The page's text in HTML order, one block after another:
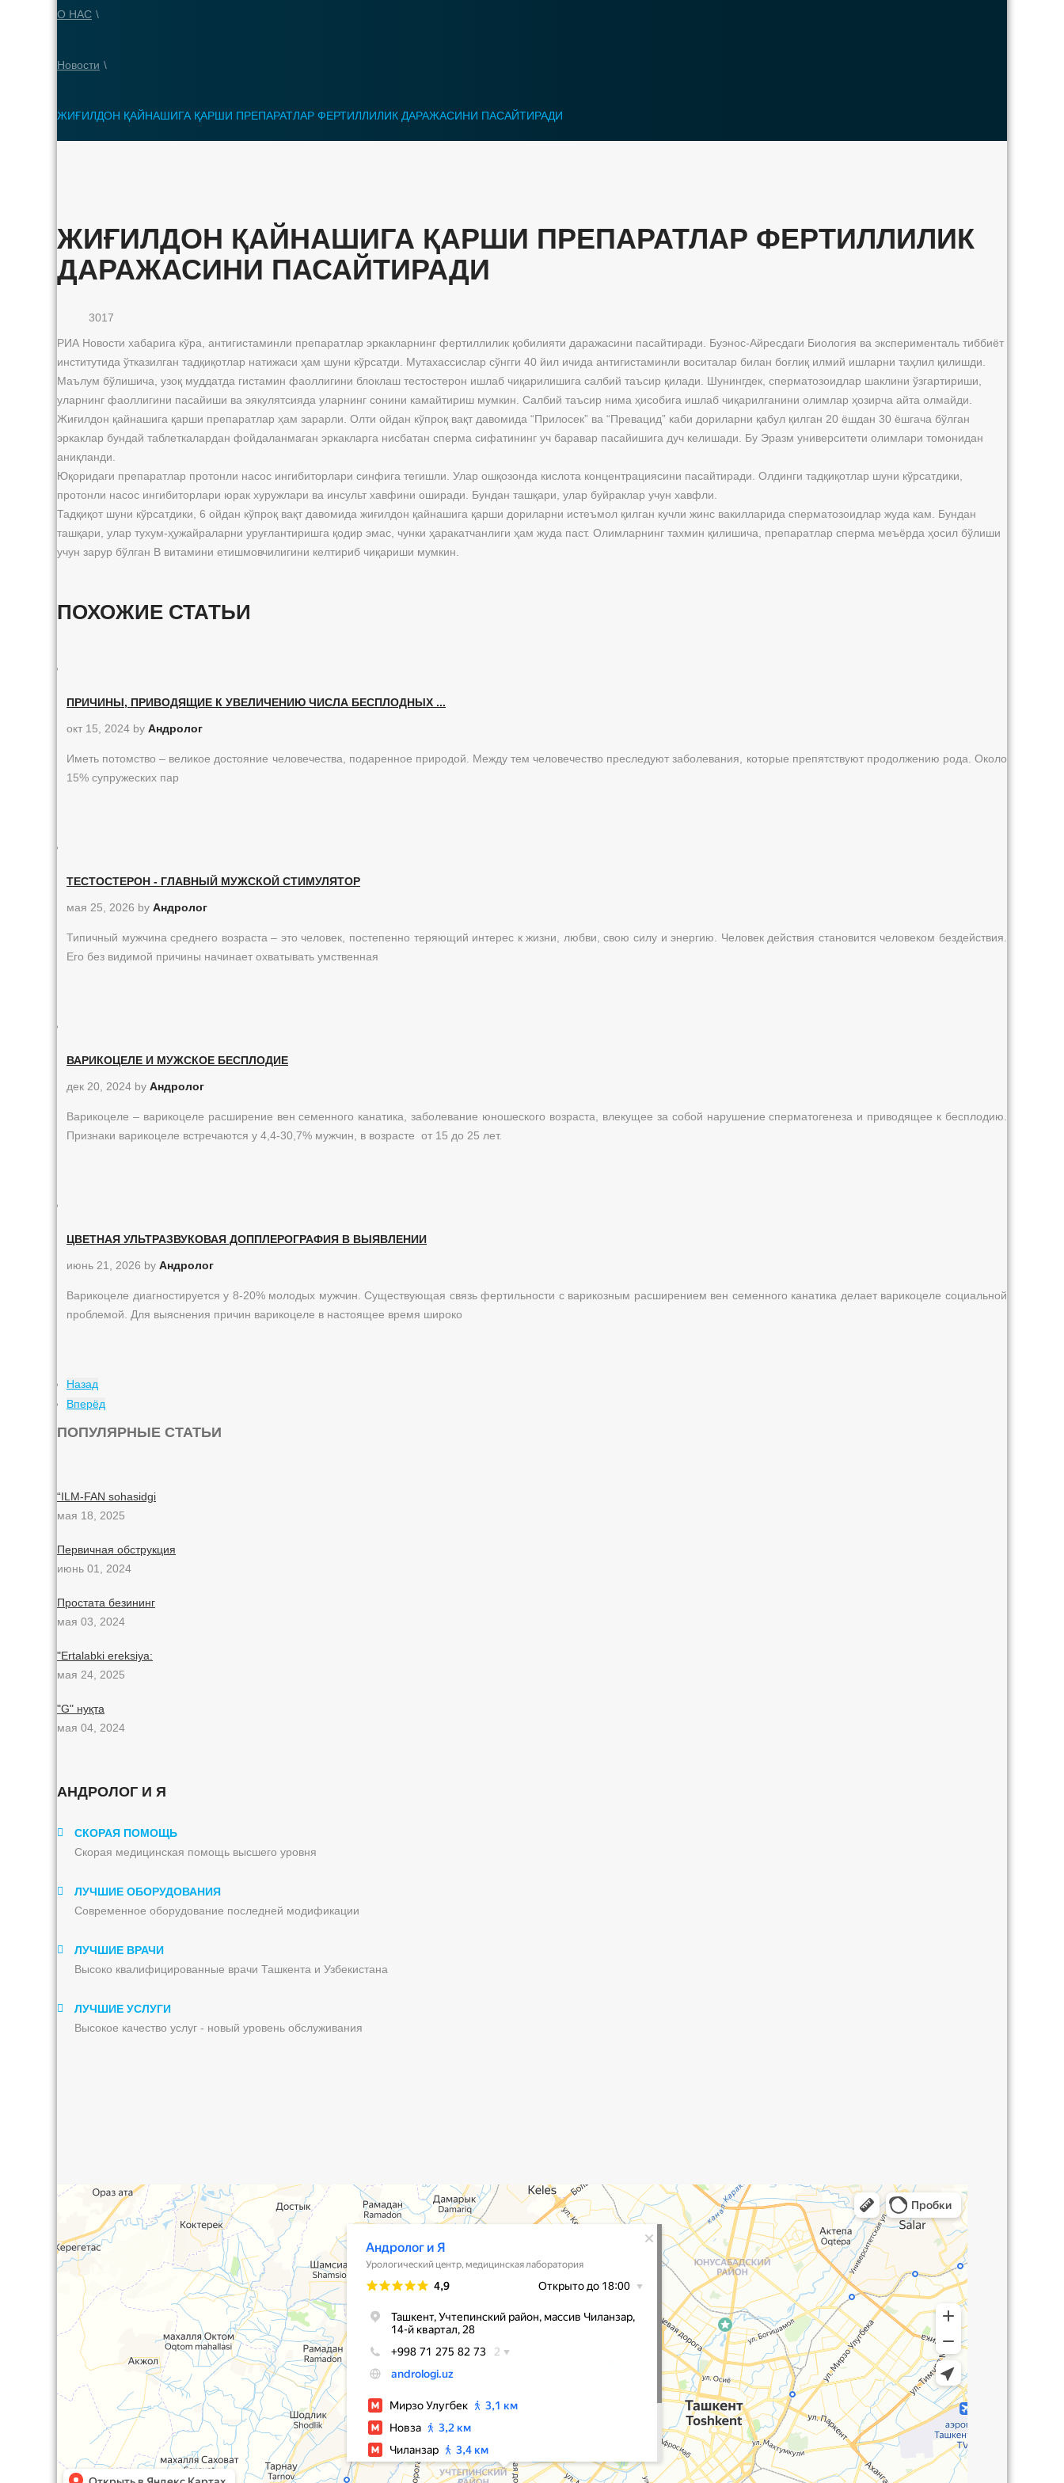
О НАС \
Новости \
ЖИҒИЛДОН ҚАЙНАШИГА ҚАРШИ ПРЕПАРАТЛАР ФЕРТИЛЛИЛИК ДАРАЖАСИНИ ПАСАЙТИРАДИ
ЖИҒИЛДОН ҚАЙНАШИГА ҚАРШИ ПРЕПАРАТЛАР ФЕРТИЛЛИЛИК
ДАРАЖАСИНИ ПАСАЙТИРАДИ
3017
РИА Новости хабарига кўра, антигистаминли препаратлар эркакларнинг фертиллилик қобилияти даражасини пасайтиради. Буэнос-Айресдаги Биология ва эксперименталь тиббиёт
институтида ўтказилган тадқиқотлар натижаси ҳам шуни кўрсатди. Мутахассислар сўнгги 40 йил ичида антигистаминли воситалар билан боғлиқ илмий ишларни таҳлил қилишди.
Маълум бўлишича, узоқ муддатда гистамин фаоллигини блоклаш тестостерон ишлаб чиқарилишига салбий таъсир қилади. Шунингдек, сперматозоидлар шаклини ўзгартириши,
уларнинг фаоллигини пасайиши ва эякулятсияда уларнинг сонини камайтириш мумкин. Салбий таъсир нима ҳисобига ишлаб чиқарилганини олимлар ҳозирча айта олмайди.
Жиғилдон қайнашига қарши препаратлар ҳам зарарли. Олти ойдан кўпроқ вақт давомида “Прилосек” ва “Превацид” каби дориларни қабул қилган 20 ёшдан 30 ёшгача бўлган
эркаклар бундай таблеткалардан фойдаланмаган эркакларга нисбатан сперма сифатининг уч баравар пасайишига дуч келишади. Бу Эразм университети олимлари томонидан
аниқланди.
Юқоридаги препаратлар протонли насос ингибиторлари синфига тегишли. Улар ошқозонда кислота концентрациясини пасайтиради. Олдинги тадқиқотлар шуни кўрсатдики,
протонли насос ингибиторлари юрак хуружлари ва инсульт хавфини оширади. Бундан ташқари, улар буйраклар учун хавфли.
Тадқиқот шуни кўрсатдики, 6 ойдан кўпроқ вақт давомида жиғилдон қайнашига қарши дориларни истеъмол қилган кучли жинс вакилларида сперматозоидлар жуда кам. Бундан
ташқари, улар тухум-ҳужайраларни уруғлантиришга қодир эмас, чунки ҳаракатчанлиги ҳам жуда паст. Олимларнинг тахмин қилишича, препаратлар сперма меъёрда ҳосил бўлиши
учун зарур бўлган В витамини етишмовчилигини келтириб чиқариши мумкин.
ПОХОЖИЕ СТАТЬИ
ПРИЧИНЫ, ПРИВОДЯЩИЕ К УВЕЛИЧЕНИЮ ЧИСЛА БЕСПЛОДНЫХ ...
окт 15, 2024 by Андролог
Иметь потомство – великое достояние человечества, подаренное природой. Между тем человечество преследуют заболевания, которые препятствуют продолжению рода. Около
15% супружеских пар
ТЕСТОСТЕРОН - ГЛАВНЫЙ МУЖСКОЙ СТИМУЛЯТОР
мая 25, 2026 by Андролог
Типичный мужчина среднего возраста – это человек, постепенно теряющий интерес к жизни, любви, свою силу и энергию. Человек действия становится человеком бездействия.
Его без видимой причины начинает охватывать умственная
ВАРИКОЦЕЛЕ И МУЖСКОЕ БЕСПЛОДИЕ
дек 20, 2024 by Андролог
Варикоцеле – варикоцеле расширение вен семенного канатика, заболевание юношеского возраста, влекущее за собой нарушение сперматогенеза и приводящее к бесплодию.
Признаки варикоцеле встречаются у 4,4-30,7% мужчин, в возрасте от 15 до 25 лет.
ЦВЕТНАЯ УЛЬТРАЗВУКОВАЯ ДОППЛЕРОГРАФИЯ В ВЫЯВЛЕНИИ
июнь 21, 2026 by Андролог
Варикоцеле диагностируется у 8-20% молодых мужчин. Существующая связь фертильности с варикозным расширением вен семенного канатика делает варикоцеле социальной
проблемой. Для выяснения причин варикоцеле в настоящее время широко
Назад
Вперёд
ПОПУЛЯРНЫЕ СТАТЬИ
“ILM-FAN sohasidgi
мая 18, 2025
Первичная обструкция
июнь 01, 2024
Простата безининг
мая 03, 2024
"Ertalabki ereksiya:
мая 24, 2025
"G" нуқта
мая 04, 2024
АНДРОЛОГ И Я
СКОРАЯ ПОМОЩЬ
Скорая медицинская помощь высшего уровня
ЛУЧШИЕ ОБОРУДОВАНИЯ
Современное оборудование последней модификации
ЛУЧШИЕ ВРАЧИ
Высоко квалифицированные врачи Ташкента и Узбекистана
ЛУЧШИЕ УСЛУГИ
Высокое качество услуг - новый уровень обслуживания